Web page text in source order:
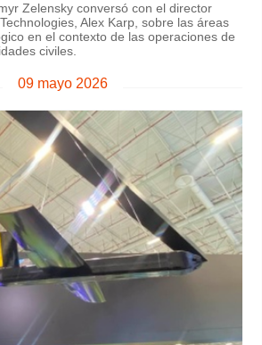
Zelensky conversó con el director
Alex Karp, sobre las áreas
en el contexto de las operaciones de
civiles.
09 mayo 2026